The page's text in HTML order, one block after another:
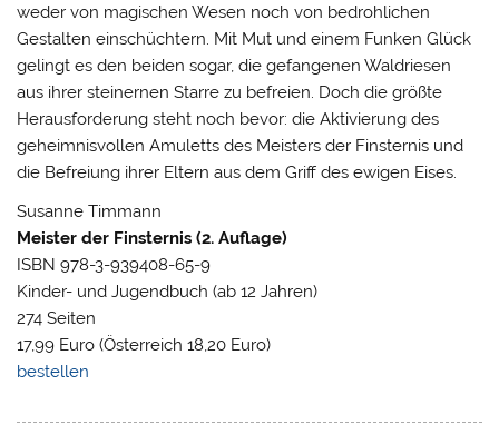
weder von magischen Wesen noch von bedrohlichen
Gestalten einschüchtern. Mit Mut und einem Funken Glück
gelingt es den beiden sogar, die gefangenen Waldriesen
aus ihrer steinernen Starre zu befreien. Doch die größte
Herausforderung steht noch bevor: die Aktivierung des
geheimnisvollen Amuletts des Meisters der Finsternis und
die Befreiung ihrer Eltern aus dem Griff des ewigen Eises.
Susanne Timmann
Meister der Finsternis (2. Auflage)
ISBN 978-3-939408-65-9
Kinder- und Jugendbuch (ab 12 Jahren)
274 Seiten
17,99 Euro (Österreich 18,20 Euro)
bestellen